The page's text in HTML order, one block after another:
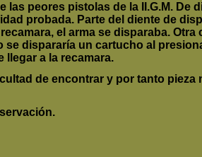
las peores pistolas de la II.G.M.
probada. Parte del diente de
el arma se disparaba.
se dispararía un cartucho al
llegar a la recamara.
de encontrar y por tanto